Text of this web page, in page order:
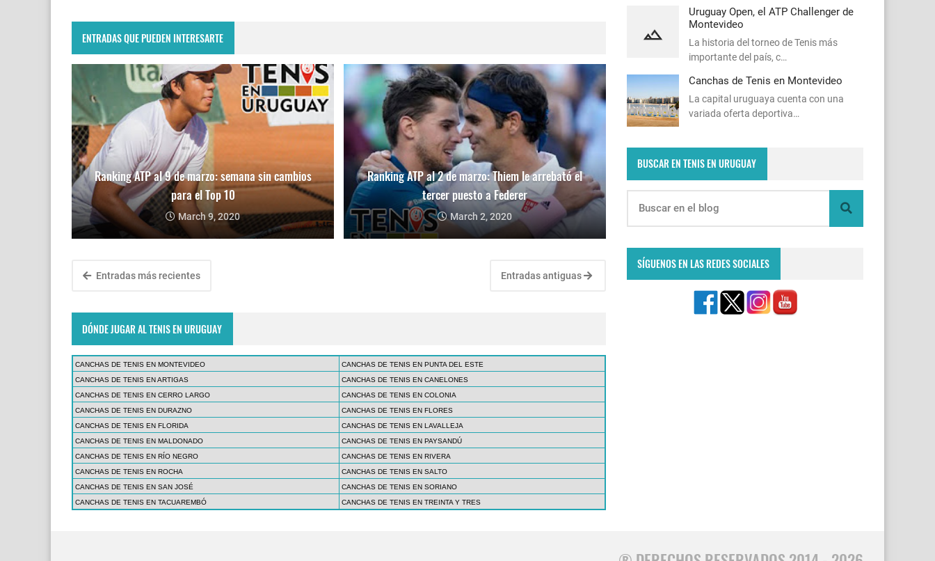
ENTRADAS QUE PUEDEN INTERESARTE
Ranking ATP al 9 de marzo: semana sin cambios
para el Top 10
March 9, 2020
Ranking ATP al 2 de marzo: Thiem le arrebató el
tercer puesto a Federer
March 2, 2020
Entradas más recientes Entradas antiguas
DÓNDE JUGAR AL TENIS EN URUGUAY
CANCHAS DE TENIS EN MONTEVIDEO
CANCHAS DE TENIS EN PUNTA DEL ESTE
CANCHAS DE TENIS EN ARTIGAS
CANCHAS DE TENIS EN CANELONES
CANCHAS DE TENIS EN CERRO LARGO
CANCHAS DE TENIS EN COLONIA
CANCHAS DE TENIS EN DURAZNO
CANCHAS DE TENIS EN FLORES
CANCHAS DE TENIS EN FLORIDA
CANCHAS DE TENIS EN LAVALLEJA
CANCHAS DE TENIS EN MALDONADO
CANCHAS DE TENIS EN PAYSANDÚ
CANCHAS DE TENIS EN RÍO NEGRO
CANCHAS DE TENIS EN RIVERA
CANCHAS DE TENIS EN ROCHA
CANCHAS DE TENIS EN SALTO
CANCHAS DE TENIS EN SAN JOSÉ
CANCHAS DE TENIS EN SORIANO
CANCHAS DE TENIS EN TACUAREMBÓ
CANCHAS DE TENIS EN TREINTA Y TRES
Uruguay Open, el ATP Challenger de
Montevideo
La historia del torneo de Tenis más
importante del país, c…
Canchas de Tenis en Montevideo
La capital uruguaya cuenta con una
variada oferta deportiva…
BUSCAR EN TENIS EN URUGUAY
SÍGUENOS EN LAS REDES SOCIALES